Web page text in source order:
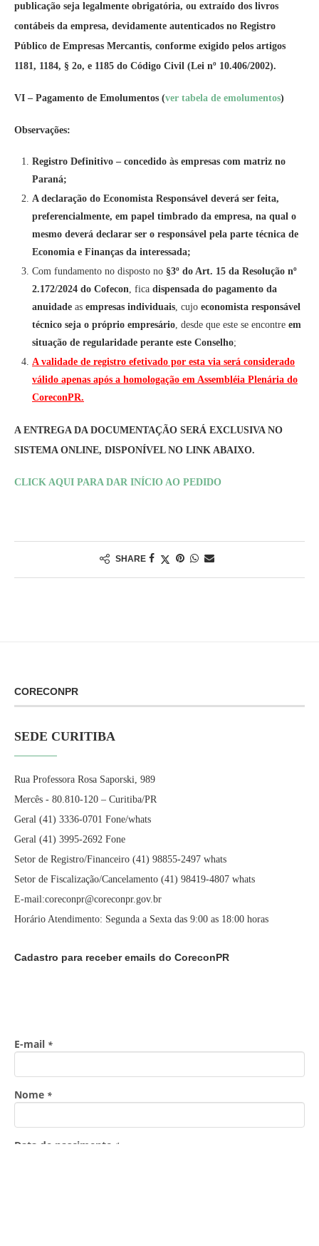
publicação seja legalmente obrigatória, ou extraído dos livros
contábeis da empresa, devidamente autenticados no Registro
Público de Empresas Mercantis, conforme exigido pelos artigos
1181, 1184, § 2o, e 1185 do Código Civil (Lei nº 10.406/2002).
VI – Pagamento de Emolumentos (ver tabela de emolumentos)
Observações:
Registro Definitivo – concedido às empresas com matriz no
Paraná;
A declaração do Economista Responsável deverá ser feita,
preferencialmente, em papel timbrado da empresa, na qual o
mesmo deverá declarar ser o responsável pela parte técnica de
Economia e Finanças da interessada;
Com fundamento no disposto no §3º do Art. 15 da Resolução nº
2.172/2024 do Cofecon, fica dispensada do pagamento da
anuidade as empresas individuais, cujo economista responsável
técnico seja o próprio empresário, desde que este se encontre em
situação de regularidade perante este Conselho;
A validade de registro efetivado por esta via será considerado
válido apenas após a homologação em Assembléia Plenária do
CoreconPR.
A ENTREGA DA DOCUMENTAÇÃO SERÁ EXCLUSIVA NO
SISTEMA ONLINE, DISPONÍVEL NO LINK ABAIXO.
CLICK AQUI PARA DAR INÍCIO AO PEDIDO
SHARE
CORECONPR
SEDE CURITIBA
Rua Professora Rosa Saporski, 989
Mercês - 80.810-120 – Curitiba/PR
Geral (41) 3336-0701 Fone/whats
Geral (41) 3995-2692 Fone
Setor de Registro/Financeiro (41) 98855-2497 whats
Setor de Fiscalização/Cancelamento (41) 98419-4807 whats
E-mail:coreconpr@coreconpr.gov.br
Horário Atendimento: Segunda a Sexta das 9:00 as 18:00 horas
Cadastro para receber emails do CoreconPR